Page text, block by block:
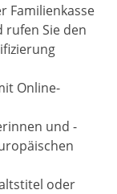
Familienkasse
Sie den
Online-
und -
oder